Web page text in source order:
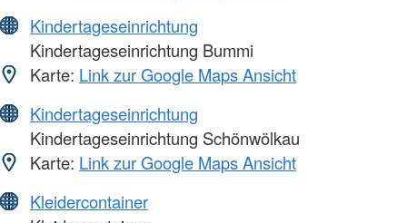
Kindertageseinrichtung
Kindertageseinrichtung Bummi
Karte: Link zur Google Maps Ansicht
Kindertageseinrichtung
Kindertageseinrichtung Schönwölkau
Karte: Link zur Google Maps Ansicht
Kleidercontainer